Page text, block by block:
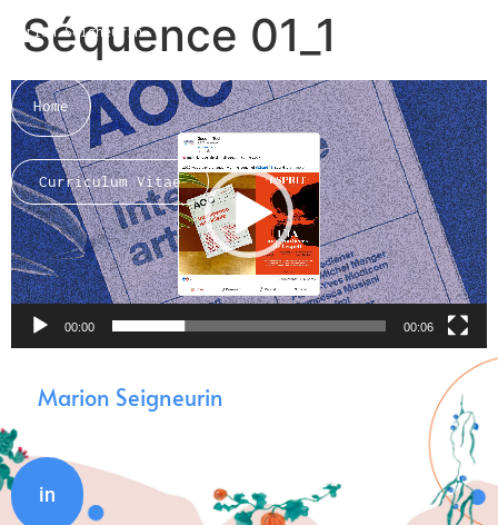
Marion Seigneurin​
Home
Curriculum Vitae
About me
Séquence 01_1
Lecteur
vidéo
00:00 00:06
Marion Seigneurin
in